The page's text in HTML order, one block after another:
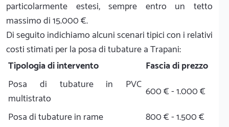
particolarmente estesi, sempre entro un tetto
massimo di 15.000 €.
Di seguito indichiamo alcuni scenari tipici con i relativi
costi stimati per la posa di tubature a Trapani:
Tipologia di intervento
Fascia di prezzo
Posa di tubature in PVC
multistrato
600 € - 1.000 €
Posa di tubature in rame
800 € - 1.500 €